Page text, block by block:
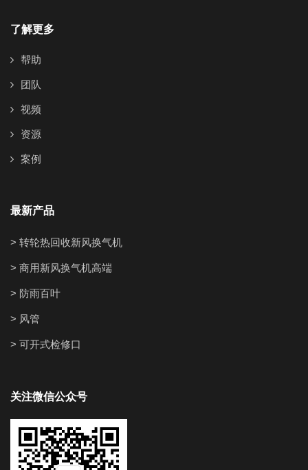
了解更多
帮助
团队
视频
资源
案例
最新产品
> 转轮热回收新风换气机
> 商用新风换气机高端
> 防雨百叶
> 风管
> 可开式检修口
关注微信公众号